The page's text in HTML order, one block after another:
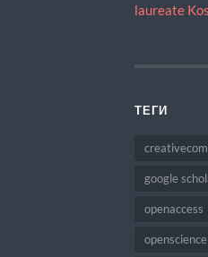
laureate
ТЕГИ
google
openaccess
openscience